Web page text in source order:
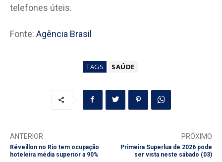
telefones úteis.
Fonte: Agência Brasil
TAGS SAÚDE
ANTERIOR
Réveillon no Rio tem ocupação
hoteleira média superior a 90%
PRÓXIMO
Primeira Superlua de 2026 pode
ser vista neste sábado (03)